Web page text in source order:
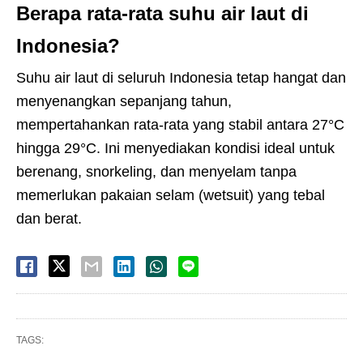
Berapa rata-rata suhu air laut di
Indonesia?
Suhu air laut di seluruh Indonesia tetap hangat dan
menyenangkan sepanjang tahun,
mempertahankan rata-rata yang stabil antara 27°C
hingga 29°C. Ini menyediakan kondisi ideal untuk
berenang, snorkeling, dan menyelam tanpa
memerlukan pakaian selam (wetsuit) yang tebal
dan berat.
TAGS: